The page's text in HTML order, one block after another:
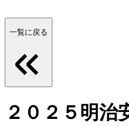
一覧に戻る
２０２５明治